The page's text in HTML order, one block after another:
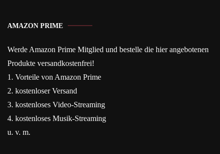
AMAZON PRIME
Werde Amazon Prime Mitglied und bestelle die hier angebotenen
Produkte versandkostenfrei!
1. Vorteile von Amazon Prime
2. kostenloser Versand
3. kostenloses Video-Streaming
4. kostenloses Musik-Streaming
u. v. m.